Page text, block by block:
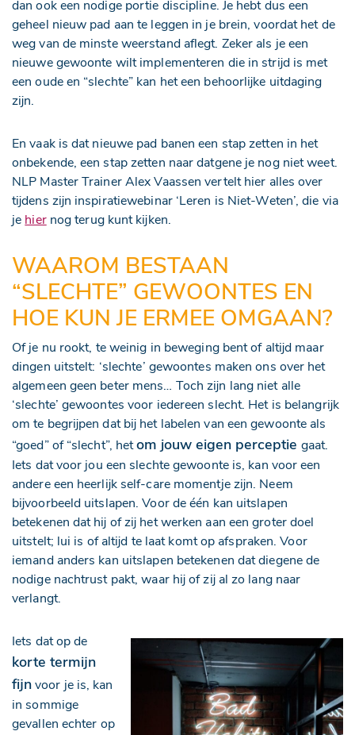
dan ook een nodige portie discipline. Je hebt dus een
geheel nieuw pad aan te leggen in je brein, voordat het de
weg van de minste weerstand aflegt. Zeker als je een
nieuwe gewoonte wilt implementeren die in strijd is met
een oude en “slechte” kan het een behoorlijke uitdaging
zijn.
En vaak is dat nieuwe pad banen een stap zetten in het
onbekende, een stap zetten naar datgene je nog niet weet.
NLP Master Trainer Alex Vaassen vertelt hier alles over
tijdens zijn inspiratiewebinar ‘Leren is Niet-Weten’, die via
je hiernog terug kunt kijken.
WAAROM BESTAAN
“SLECHTE” GEWOONTES EN
HOE KUN JE ERMEE OMGAAN?
Of je nu rookt, te weinig in beweging bent of altijd maar
dingen uitstelt: ‘slechte’ gewoontes maken ons over het
algemeen geen beter mens… Toch zijn lang niet alle
‘slechte’ gewoontes voor iedereen slecht. Het is belangrijk
om te begrijpen dat bij het labelen van een gewoonte als
“goed” of “slecht”, hetom jouw eigen perceptie gaat.
Iets dat voor jou een slechte gewoonte is, kan voor een
andere een heerlijk self-care momentje zijn. Neem
bijvoorbeeld uitslapen. Voor de één kan uitslapen
betekenen dat hij of zij het werken aan een groter doel
uitstelt; lui is of altijd te laat komt op afspraken. Voor
iemand anders kan uitslapen betekenen dat diegene de
nodige nachtrust pakt, waar hij of zij al zo lang naar
verlangt.
Iets dat op de
korte termijn
fijnvoor je is, kan
in sommige
gevallen echter op